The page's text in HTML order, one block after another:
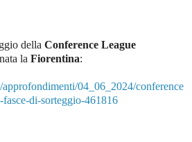
della Conference League
la Fiorentina:
04_06_2024/conference
di-sorteggio-461816